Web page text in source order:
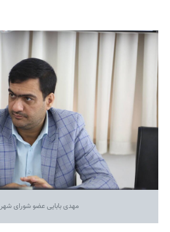
مهدی بابایی عضو شورای شهر